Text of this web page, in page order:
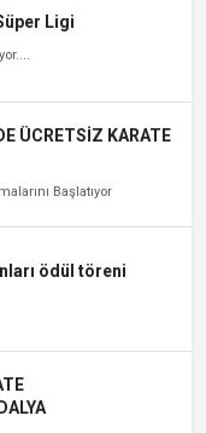
Ligi
ÜCRETSİZ KARATE
Başlatıyor
ödül töreni